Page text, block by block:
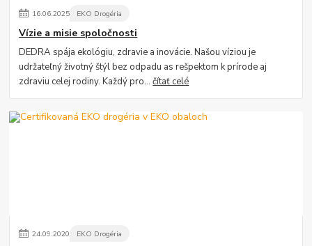
16.06.2025 EKO Drogéria
Vízie a misie spoločnosti
DEDRA spája ekológiu, zdravie a inovácie. Našou víziou je
udržateľný životný štýl bez odpadu as rešpektom k prírode aj
zdraviu celej rodiny. Každý pro...čítať celé
24.09.2020 EKO Drogéria